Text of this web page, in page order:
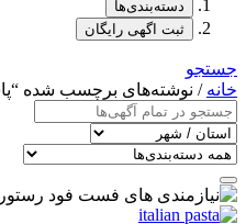
دسته‌بندی‌ها
ثبت اگهی رایگان
جستجو
خانه / نوشته‌های برچسب شده